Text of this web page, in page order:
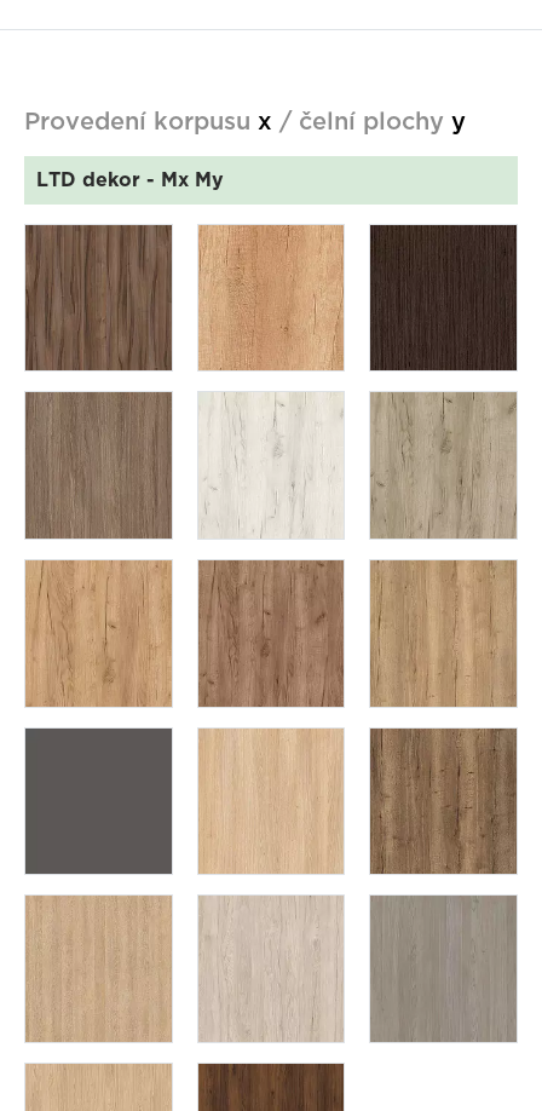
Provedení korpusu x / čelní plochy y
LTD dekor - Mx My